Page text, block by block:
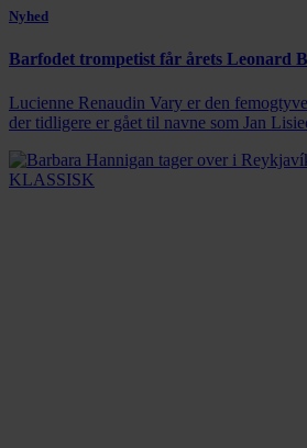
Nyhed
Barfodet trompetist får årets Leonard
Lucienne Renaudin Vary er den
der tidligere er gået til navne som Jan